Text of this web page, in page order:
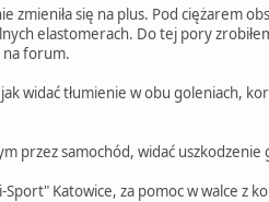
się na plus. Pod ciężarem
elastomerach. Do tej pory
na forum.
widać tłumienie w obu goleniach,
przez samochód, widać uszkodzenie
Katowice, za pomoc w walce z